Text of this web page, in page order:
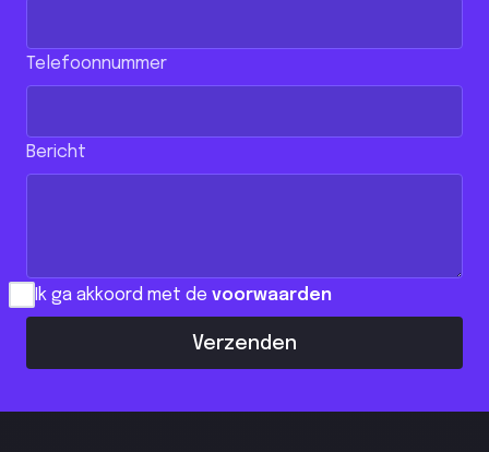
Telefoonnummer
Bericht
Ik ga akkoord met de voorwaarden
Verzenden